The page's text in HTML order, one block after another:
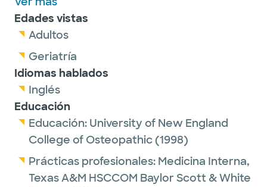
enfermedades cardíacas. También tiene
interés en la nutrición para mantener un
peso adecuado, los trastornos
gastrointestinales, incluida la prevención del
cáncer colorrectal y la ERGE. Dr. Strength
disfruta de varios deportes, como tenis,
ciclismo de montaña y buceo en jaula con
grandes tiburones blancos. También le gusta
la fotografía, los viajes, la escritura
expositiva y el piano.
Edades vistas
Adultos
Geriatría
Idiomas hablados
Inglés
Educación
Educación: University of New England
College of Osteopathic(1998)
Prácticas profesionales: Medicina Interna,
Texas A&M HSCCOM Baylor Scott & White